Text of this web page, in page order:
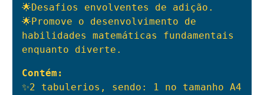
🌟Desafios envolventes de adição.
🌟Promove o desenvolvimento de
habilidades matemáticas fundamentais
enquanto diverte.
Contém:
✨2 tabulerios, sendo: 1 no tamanho A4